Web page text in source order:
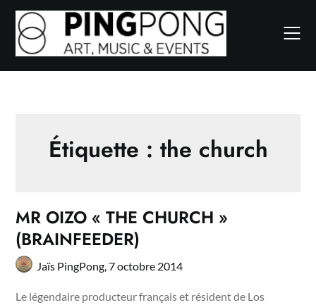
Skip
content
Étiquette : the church
MR OIZO « THE CHURCH »
(BRAINFEEDER)
Jaïs PingPong,7 octobre 2014
Le légendaire producteur français et résident de Los